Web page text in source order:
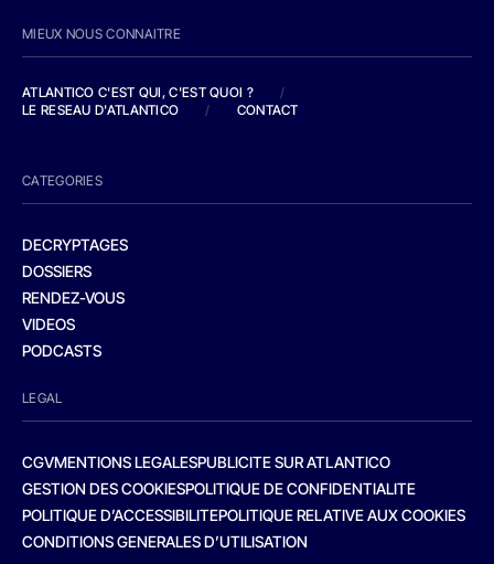
MIEUX NOUS CONNAITRE
ATLANTICO C'EST QUI, C'EST QUOI ?
/
LE RESEAU D'ATLANTICO
/ CONTACT
CATEGORIES
DECRYPTAGES
DOSSIERS
RENDEZ-VOUS
VIDEOS
PODCASTS
LEGAL
CGVMENTIONS LEGALESPUBLICITE SUR ATLANTICO
GESTION DES COOKIESPOLITIQUE DE CONFIDENTIALITE
POLITIQUE D’ACCESSIBILITEPOLITIQUE RELATIVE AUX COOKIES
CONDITIONS GENERALES D’UTILISATION